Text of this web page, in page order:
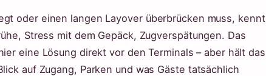
oder einen langen Layover überbrücken muss, kennt
Stress mit dem Gepäck, Zugverspätungen. Das
eine Lösung direkt vor den Terminals – aber hält das
auf Zugang, Parken und was Gäste tatsächlich